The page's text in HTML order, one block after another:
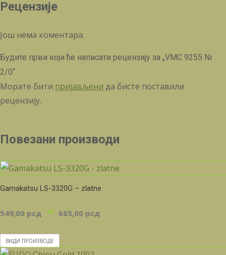
Рецензије
Још нема коментара.
Будите први који ће написати рецензију за „VMC 9255 Ni
2/0“
Морате бити пријављени да бисте поставили
рецензију.
Повезани производи
Gamakatsu LS-3320G – zlatne
549,00 рсд – 685,00 рсд
ВИДИ ПРОИЗВОДЕ